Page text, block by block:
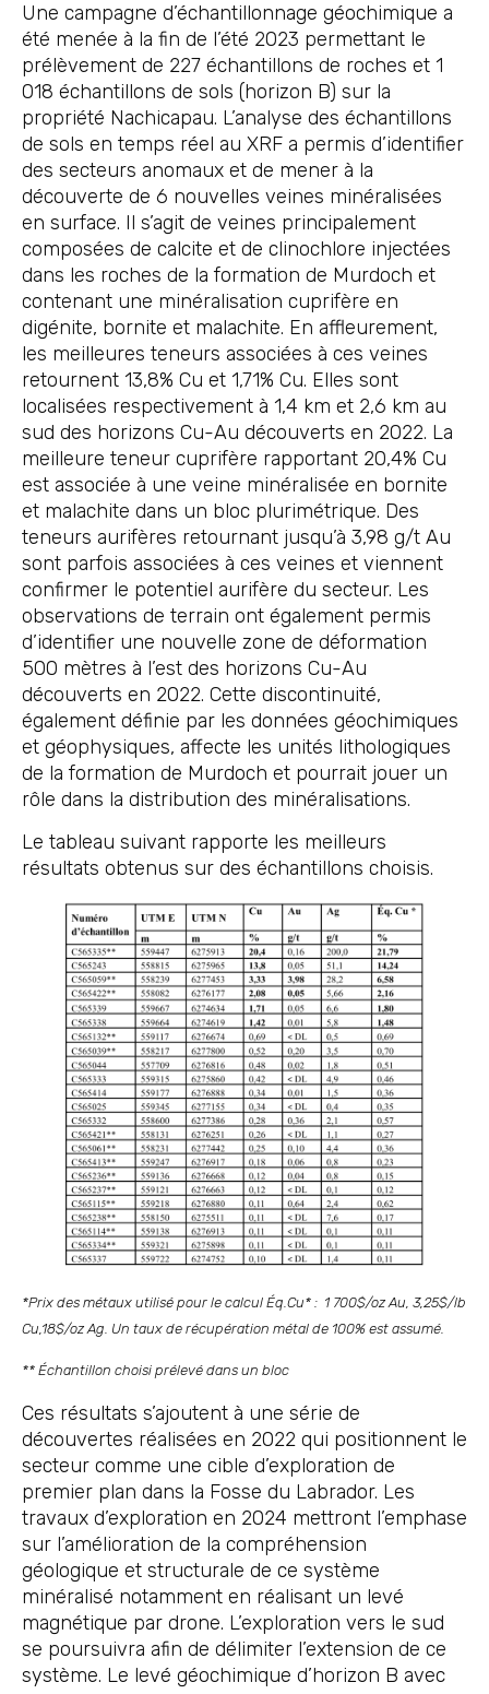
Une campagne d’échantillonnage géochimique a
été menée à la fin de l’été 2023 permettant le
prélèvement de 227 échantillons de roches et 1
018 échantillons de sols (horizon B) sur la
propriété Nachicapau. L’analyse des échantillons
de sols en temps réel au XRF a permis d’identifier
des secteurs anomaux et de mener à la
découverte de 6 nouvelles veines minéralisées
en surface. Il s’agit de veines principalement
composées de calcite et de clinochlore injectées
dans les roches de la formation de Murdoch et
contenant une minéralisation cuprifère en
digénite, bornite et malachite. En affleurement,
les meilleures teneurs associées à ces veines
retournent 13,8% Cu et 1,71% Cu. Elles sont
localisées respectivement à 1,4 km et 2,6 km au
sud des horizons Cu-Au découverts en 2022. La
meilleure teneur cuprifère rapportant 20,4% Cu
est associée à une veine minéralisée en bornite
et malachite dans un bloc plurimétrique. Des
teneurs aurifères retournant jusqu’à 3,98 g/t Au
sont parfois associées à ces veines et viennent
confirmer le potentiel aurifère du secteur. Les
observations de terrain ont également permis
d’identifier une nouvelle zone de déformation
500 mètres à l’est des horizons Cu-Au
découverts en 2022. Cette discontinuité,
également définie par les données géochimiques
et géophysiques, affecte les unités lithologiques
de la formation de Murdoch et pourrait jouer un
rôle dans la distribution des minéralisations.
Le tableau suivant rapporte les meilleurs
résultats obtenus sur des échantillons choisis.
*Prix des métaux utilisé pour le calcul Éq.Cu* : 1 700$/oz Au, 3,25$/lb
Cu,18$/oz Ag. Un taux de récupération métal de 100% est assumé.
** Échantillon choisi prélevé dans un bloc
Ces résultats s’ajoutent à une série de
découvertes réalisées en 2022 qui positionnent le
secteur comme une cible d’exploration de
premier plan dans la Fosse du Labrador. Les
travaux d’exploration en 2024 mettront l’emphase
sur l’amélioration de la compréhension
géologique et structurale de ce système
minéralisé notamment en réalisant un levé
magnétique par drone. L’exploration vers le sud
se poursuivra afin de délimiter l’extension de ce
système. Le levé géochimique d’horizon B avec